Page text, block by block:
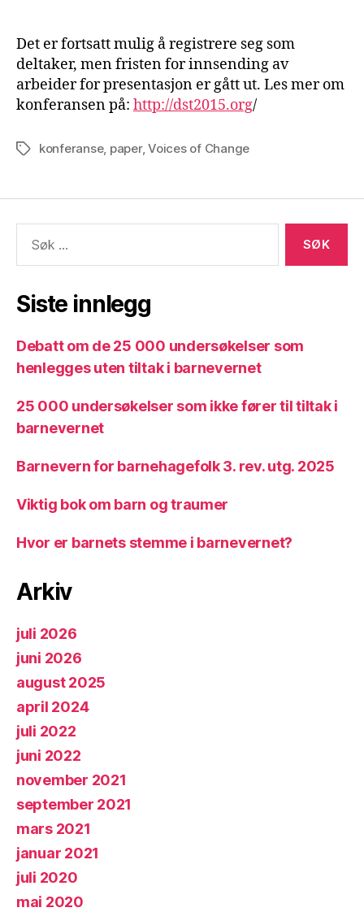
Det er fortsatt mulig å registrere seg som
deltaker, men fristen for innsending av
arbeider for presentasjon er gått ut. Les mer om
konferansen på: http://dst2015.org/
Stikkordkonferanse, paper,Voices of Change
etter:
Siste innlegg
Debatt om de 25 000 undersøkelser som
henlegges uten tiltak i barnevernet
25 000 undersøkelser som ikke fører til tiltak i
barnevernet
Barnevern for barnehagefolk 3. rev. utg. 2025
Viktig bok om barn og traumer
Hvor er barnets stemme i barnevernet?
Arkiv
juli 2026
juni 2026
august 2025
april 2024
juli 2022
juni 2022
november 2021
september 2021
mars 2021
januar 2021
juli 2020
mai 2020